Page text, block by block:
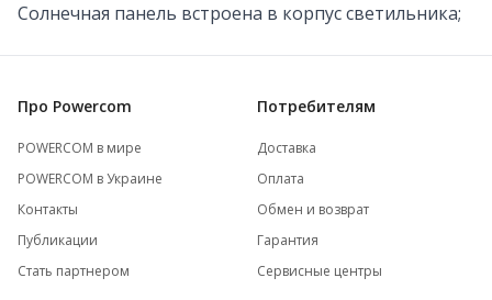
Солнечная панель встроена в корпус светильника;
Про Powercom
POWERCOM в мире
POWERCOM в Украине
Контакты
Публикации
Стать партнером
Потребителям
Доставка
Оплата
Обмен и возврат
Гарантия
Сервисные центры